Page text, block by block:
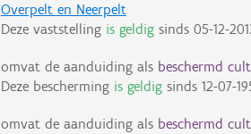
Overpelt en Neerpelt
Deze vaststelling is geldigsinds 05-12-
omvat de aanduiding als beschermd
Deze bescherming is geldigsinds 12-07-
omvat de aanduiding als beschermd